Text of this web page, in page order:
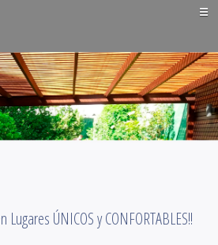
☰
Decks y Terrazas
Obras Varias
Contacto
ÚNICOS y CONFORTABLES!!